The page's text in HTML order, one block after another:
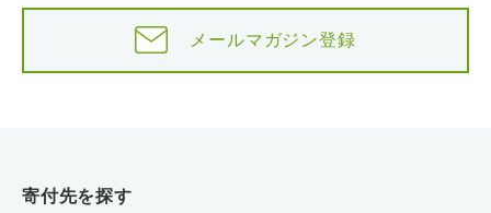
メールマガジン登録
寄付先を探す